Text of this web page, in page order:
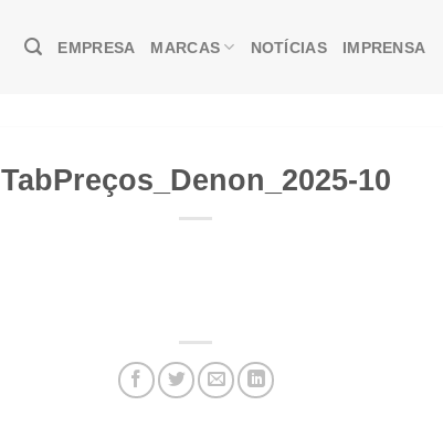
EMPRESA MARCAS NOTÍCIAS IMPRENSA
TabPreços_Denon_2025-10